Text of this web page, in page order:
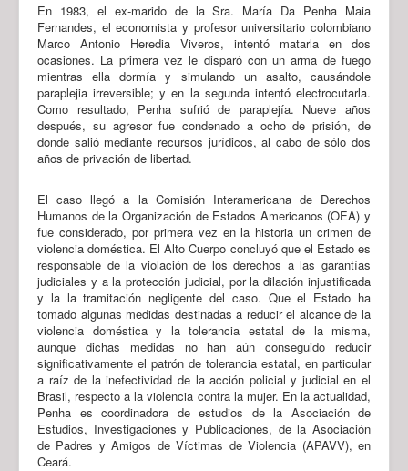
En 1983, el ex-marido de la Sra. María Da Penha Maia
Fernandes, el economista y profesor universitario colombiano
Marco Antonio Heredia Viveros, intentó matarla en dos
ocasiones. La primera vez le disparó con un arma de fuego
mientras ella dormía y simulando un asalto, causándole
paraplejia irreversible; y en la segunda intentó electrocutarla.
Como resultado, Penha sufrió de paraplejía. Nueve años
después, su agresor fue condenado a ocho de prisión, de
donde salió mediante recursos jurídicos, al cabo de sólo dos
años de privación de libertad.
El caso llegó a la Comisión Interamericana de Derechos
Humanos de la Organización de Estados Americanos (OEA) y
fue considerado, por primera vez en la historia un crimen de
violencia doméstica. El Alto Cuerpo concluyó que el Estado es
responsable de la violación de los derechos a las garantías
judiciales y a la protección judicial, por la dilación injustificada
y la la tramitación negligente del caso. Que el Estado ha
tomado algunas medidas destinadas a reducir el alcance de la
violencia doméstica y la tolerancia estatal de la misma,
aunque dichas medidas no han aún conseguido reducir
significativamente el patrón de tolerancia estatal, en particular
a raíz de la inefectividad de la acción policial y judicial en el
Brasil, respecto a la violencia contra la mujer. En la actualidad,
Penha es coordinadora de estudios de la Asociación de
Estudios, Investigaciones y Publicaciones, de la Asociación
de Padres y Amigos de Víctimas de Violencia (APAVV), en
Ceará.